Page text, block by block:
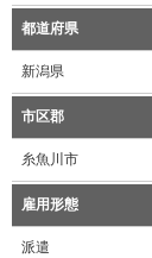
都道府県
新潟県
市区郡
糸魚川市
雇用形態
派遣